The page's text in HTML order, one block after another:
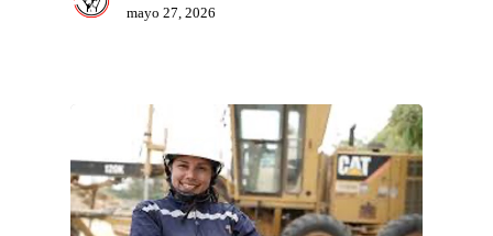
mayo 27, 2026